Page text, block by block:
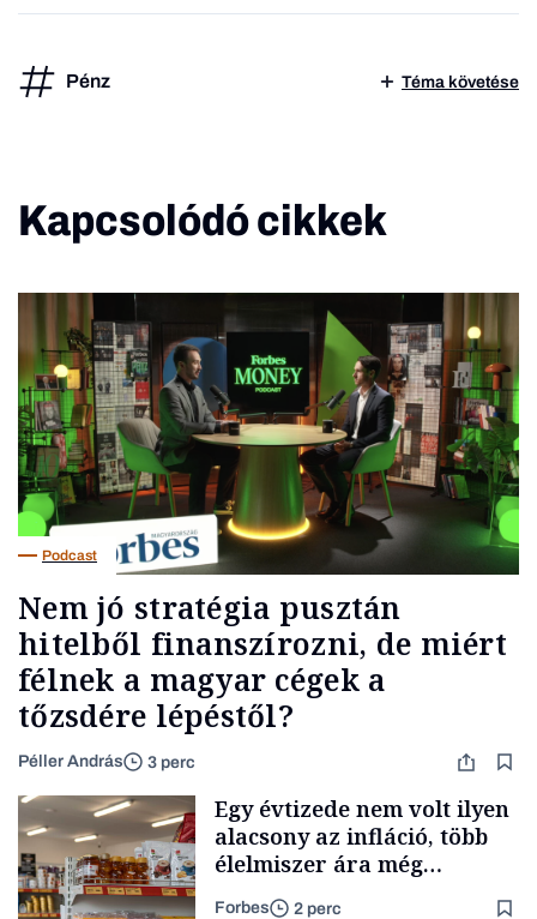
Pénz Téma követése
Kapcsolódó cikkek
Podcast
Nem jó stratégia pusztán
hitelből finanszírozni, de miért
félnek a magyar cégek a
tőzsdére lépéstől?
Péller András 3 perc
Egy évtizede nem volt ilyen
alacsony az infláció, több
élelmiszer ára még
rohamosan csökken is
Forbes 2 perc